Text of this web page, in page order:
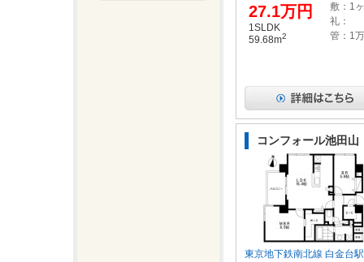
27.1万円
1SLDK
59.68m2
敷：1
礼：
管：1
コンフォール池田山
東京地下鉄南北線 白金台